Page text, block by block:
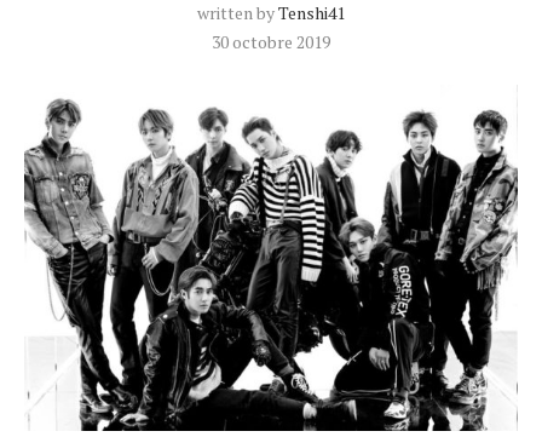
written byTenshi41
30 octobre 2019